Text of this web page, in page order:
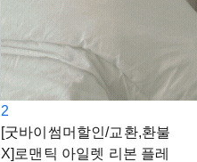
2
[굿바이썸머할인/교환,환불
X]로맨틱 아일렛 리본 플레